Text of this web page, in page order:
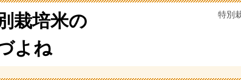
栽培米の
よね
特別